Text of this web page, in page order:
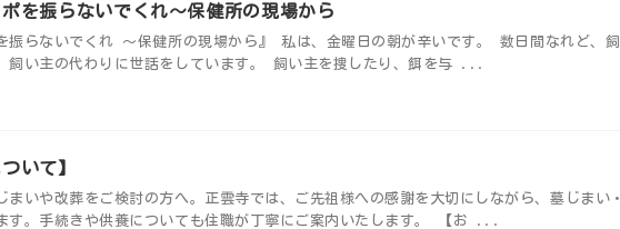
を振らないでくれ～保健所の現場から
振らないでくれ ～保健所の現場から』 私は、金曜日の朝が辛いです。 数日間なれど、飼
飼い主の代わりに世話をしています。 飼い主を捜したり、餌を与 ...
いて】
まいや改葬をご検討の方へ。正雲寺では、ご先祖様への感謝を大切にしながら、墓じまい・
す。手続きや供養についても住職が丁寧にご案内いたします。 【お ...